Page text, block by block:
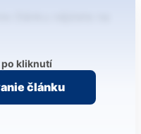
kliknutí
článku